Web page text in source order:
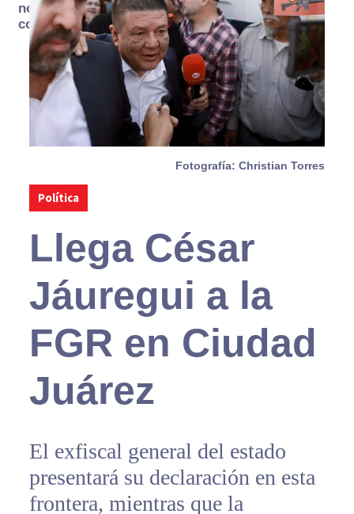
no se
consume
Fotografía: Christian Torres
Política
Llega César
Jáuregui a la
FGR en Ciudad
Juárez
El exfiscal general del estado
presentará su declaración en esta
frontera, mientras que la